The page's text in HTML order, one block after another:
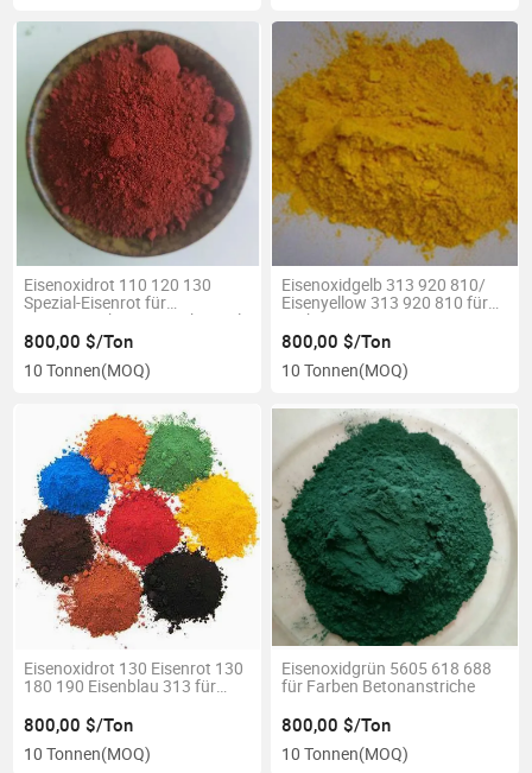
Eisenoxidrot 110 120 130
Spezial-Eisenrot für
Bauzementbeton / Farbziegel
Bodenbeschichtung
800,00 $/Ton
10 Tonnen(MOQ)
Eisenoxidgelb 313 920 810/
Eisenyellow 313 920 810 für
Farben
800,00 $/Ton
10 Tonnen(MOQ)
Eisenoxidrot 130 Eisenrot 130
180 190 Eisenblau 313 für
800,00 $/Ton
10 Tonnen(MOQ)
Eisenoxidgrün 5605 618 688
für Farben Betonanstriche
800,00 $/Ton
10 Tonnen(MOQ)